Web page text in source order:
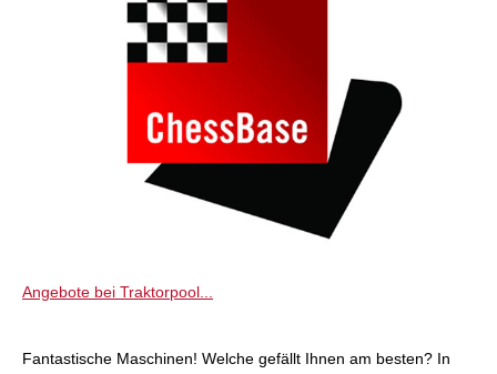
Angebote bei Traktorpool...
Fantastische Maschinen! Welche gefällt Ihnen am besten? In